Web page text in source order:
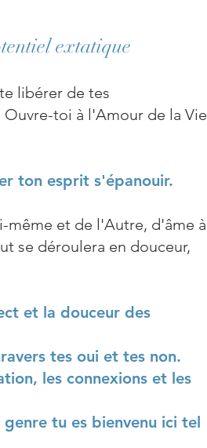
extatique
libérer de tes
toi à l'Amour de la Vie
ton esprit s'épanouir.
même et de l'Autre, d'âme à
se déroulera en douceur,
et la douceur des
tes oui et tes non.
les connexions et les
tu es bienvenu ici tel